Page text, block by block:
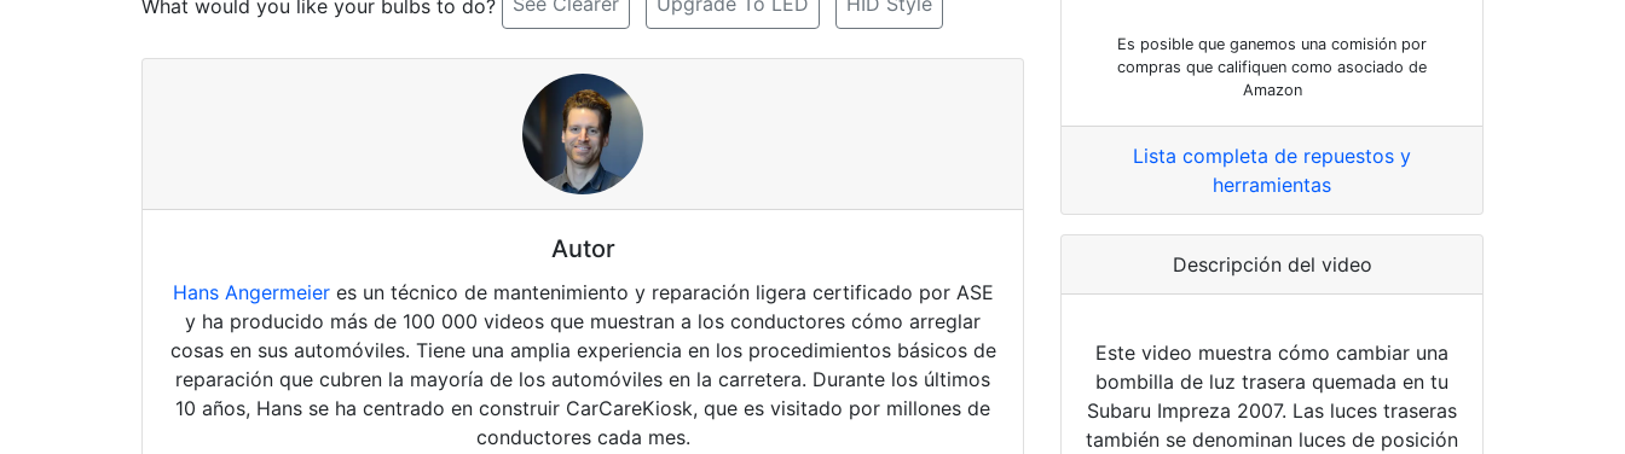
What would you like your bulbs to do?
Autor
Hans Angermeieres un técnico de mantenimiento y reparación ligera certificado por ASE
y ha producido más de 100 000 videos que muestran a los conductores cómo arreglar
cosas en sus automóviles. Tiene una amplia experiencia en los procedimientos básicos de
reparación que cubren la mayoría de los automóviles en la carretera. Durante los últimos
10 años, Hans se ha centrado en construir CarCareKiosk, que es visitado por millones de
conductores cada mes.
Es posible que ganemos una comisión por
compras que califiquen como asociado de
Amazon
Lista completa de repuestos y
herramientas
Descripción del video
Este video muestra cómo cambiar una
bombilla de luz trasera quemada en tu
Subaru Impreza 2007. Las luces traseras
también se denominan luces de posición